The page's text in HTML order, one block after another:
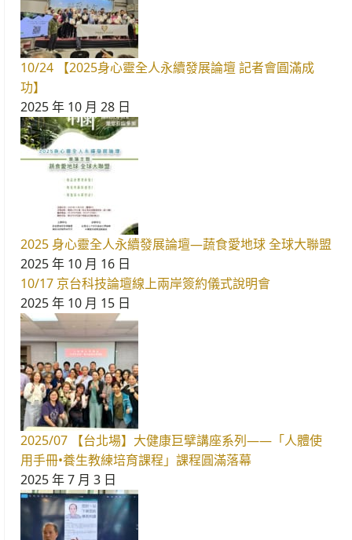
10/24 【2025身心靈全人永續發展論壇 記者會圓滿成
功】
2025 年 10 月 28 日
2025 身心靈全人永續發展論壇—蔬食愛地球 全球大聯盟
2025 年 10 月 16 日
10/17 京台科技論壇線上兩岸簽約儀式說明會
2025 年 10 月 15 日
2025/07 【台北場】大健康巨擘講座系列——「人體使
用手冊•養生教練培育課程」課程圓滿落幕
2025 年 7 月 3 日